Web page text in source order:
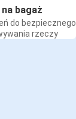
bagaż
do bezpiecznego
rzeczy